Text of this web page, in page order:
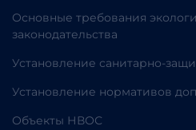
Основные требования
законодательства
Установление санитарно-
Установление нормативов
Объекты НВОС